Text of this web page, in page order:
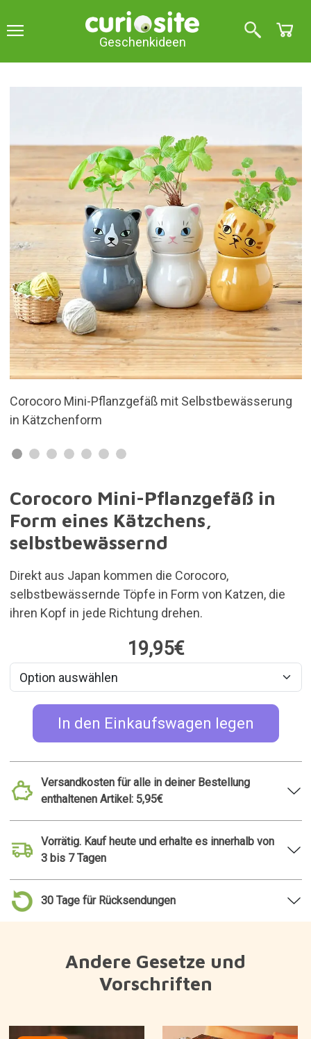
Geschenkideen
Niedliches und lustiges Design
Corocoro Mini-Pflanzgefäß in
Form eines Kätzchens,
selbstbewässernd
Direkt aus Japan kommen die Corocoro,
selbstbewässernde Töpfe in Form von Katzen, die
ihren Kopf in jede Richtung drehen.
19,95€
In den Einkaufswagen legen
Versandkosten für alle in deiner Bestellung
enthaltenen Artikel: 5,95€
Vorrätig. Kauf heute und erhalte es innerhalb von
3 bis 7 Tagen
30 Tage für Rücksendungen
Andere Gesetze und
Vorschriften